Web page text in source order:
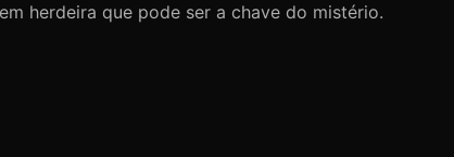
herdeira que pode ser a chave do mistério.